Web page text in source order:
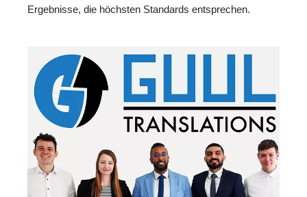
Ergebnisse, die höchsten Standards entsprechen.